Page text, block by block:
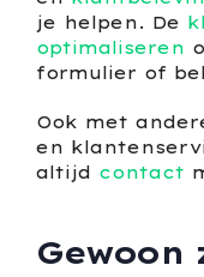
je helpen. De
optimaliseren
formulier of
Ook met
en
altijd contact
Gewoon